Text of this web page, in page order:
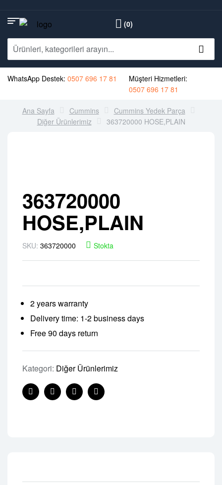
(0)
WhatsApp Destek: 0507 696 17 81
Müşteri Hizmetleri:
0507 696 17 81
Ana Sayfa Cummins
Cummins Yedek Parça
Diğer Ürünlerimiz
363720000 HOSE,PLAIN
363720000
HOSE,PLAIN
SKU: 363720000 Stokta
2 years warranty
Delivery time: 1-2 business days
Free 90 days return
Kategori: Diğer Ürünlerimiz
FacebookTwitterLinkedinPinterest